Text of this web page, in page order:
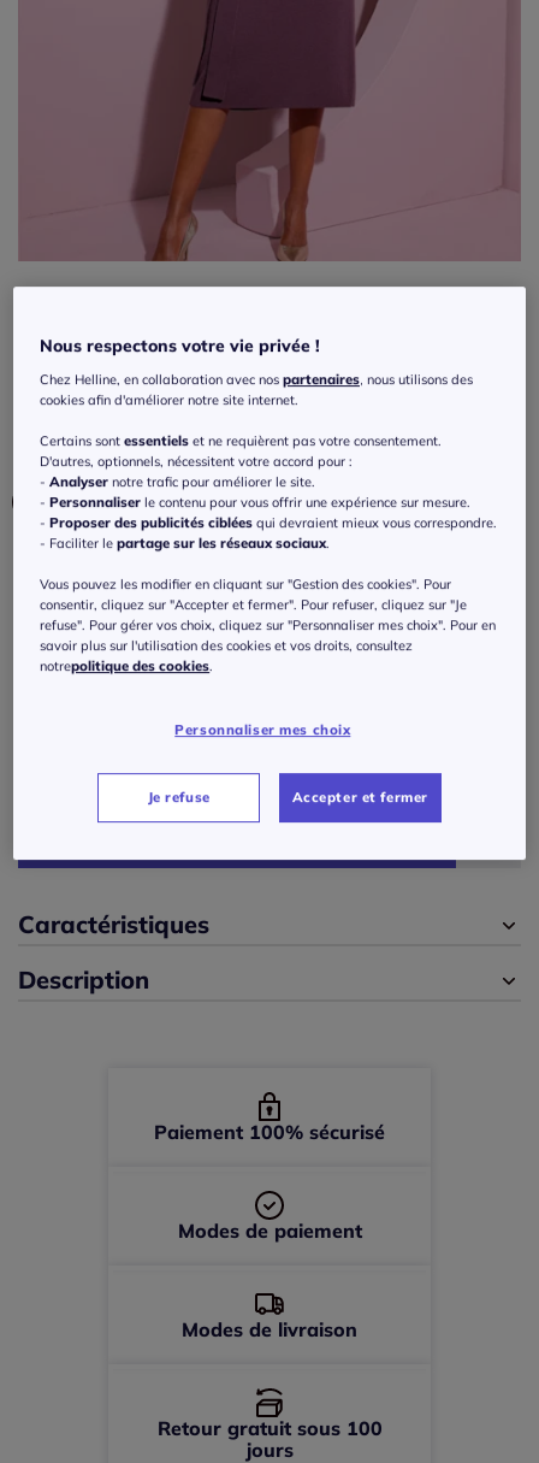
ceinture intégrée
Réf : 281.242.020 4.2/5- 6avis
Couleur :violet
Veuillez sélectionner une taille
38 -En stock
Disponible dans 3 semaines
44 -En stock
46 -En stock
48 - En stock
Disponible dans 3 semaines
Guide des tailles
Caractéristiques
Description
Paiement 100% sécurisé
Modes de paiement
Modes de livraison
Retour gratuit sous 100
jours
Nous respectons votre vie privée !
Chez Helline, en collaboration avec nospartenaires, nous utilisons des
cookies afin d'améliorer notre site internet.
Certains sontessentiels et ne requièrent pas votre consentement.
D'autres, optionnels, nécessitent votre accord pour :
-Analyser notre trafic pour améliorer le site.
-Personnaliser le contenu pour vous offrir une expérience sur mesure.
-Proposer des publicités ciblées qui devraient mieux vous correspondre.
- Faciliter lepartage sur les réseaux sociaux.
Vous pouvez les modifier en cliquant sur "Gestion des cookies". Pour
consentir, cliquez sur "Accepter et fermer". Pour refuser, cliquez sur "Je
refuse". Pour gérer vos choix, cliquez sur "Personnaliser mes choix". Pour en
savoir plus sur l'utilisation des cookies et vos droits, consultez
notrepolitique des cookies.
Personnaliser mes choix
Je refuse Accepter et fermer